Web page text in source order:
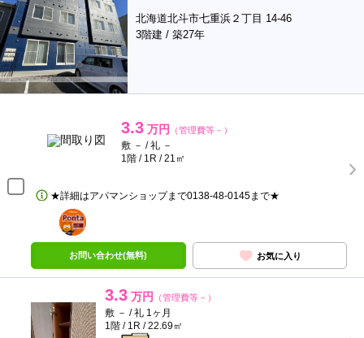
北海道北斗市七重浜２丁目 14-46
3階建 / 築27年
3.3 万円 （管理費等－）
敷 － / 礼 －
1階 / 1R / 21㎡
★詳細はアパマンショップまで0138‐48‐0145まで★
ポンタ
部屋
お問い合わせ(無料) お気に入り
3.3 万円 （管理費等－）
敷 － / 礼 1ヶ月
1階 / 1R / 22.69㎡